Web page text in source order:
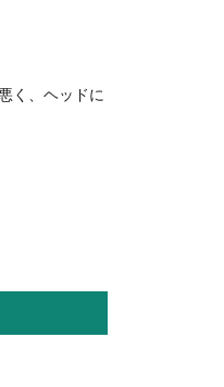
く、ヘッドに